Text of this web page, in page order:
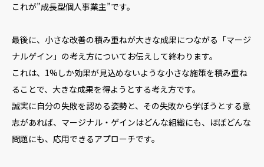
これが”成長型個人事業主”です。
最後に、小さな改善の積み重ねが大きな成果につながる「マージ
ナルゲイン」の考え方についてお伝えして終わります。
これは、1%しか効果が見込めないような小さな施策を積み重ね
ることで、大きな成果を得ようとする考え方です。
誠実に自分の失敗を認める姿勢と、その失敗から学ぼうとする意
志があれば、マージナル・ゲインはどんな組織にも、ほぼどんな
問題にも、応用できるアプローチです。